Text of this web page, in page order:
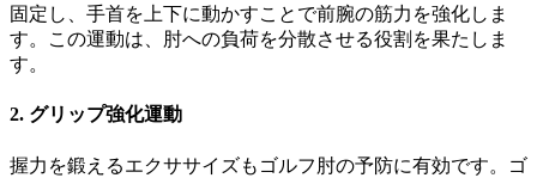
固定し、手首を上下に動かすことで前腕の筋力を強化しま
す。この運動は、肘への負荷を分散させる役割を果たしま
す。
2. グリップ強化運動
握力を鍛えるエクササイズもゴルフ肘の予防に有効です。ゴ